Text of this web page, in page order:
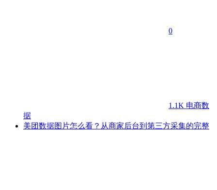
0
1.1K 电商数
据
美团数据图片怎么看？从商家后台到第三方采集的完整